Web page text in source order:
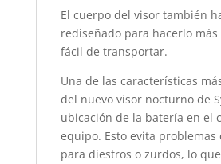
El cuerpo del visor también
rediseñado para hacerlo más
fácil de transportar.
Una de las características
del nuevo visor nocturno de
ubicación de la batería en el
equipo. Esto evita problemas
para diestros o zurdos, lo